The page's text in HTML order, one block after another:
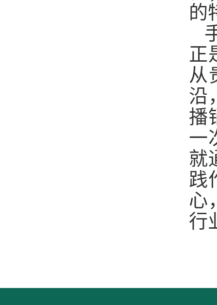
的
正
从
沿
播
一
就
践
心
行